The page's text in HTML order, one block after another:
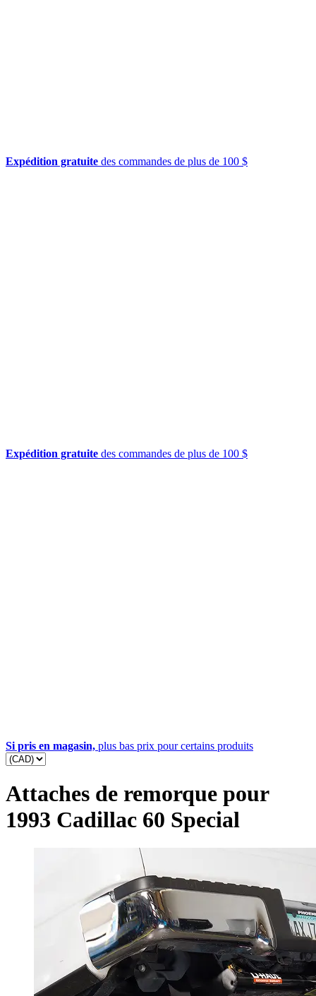
Expédition gratuite des commandes de plus de 100 $
Expédition gratuite des commandes de plus de 100 $
Si pris en magasin, plus bas prix pour certains produits
Attaches de remorque pour
1993 Cadillac 60 Special